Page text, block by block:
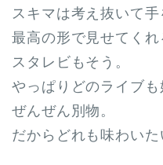
スキマは考え抜いて
最高の形で見せてくれ
スタレビもそう。
やっぱりどのライブも
ぜんぜん別物。
だからどれも味わいた